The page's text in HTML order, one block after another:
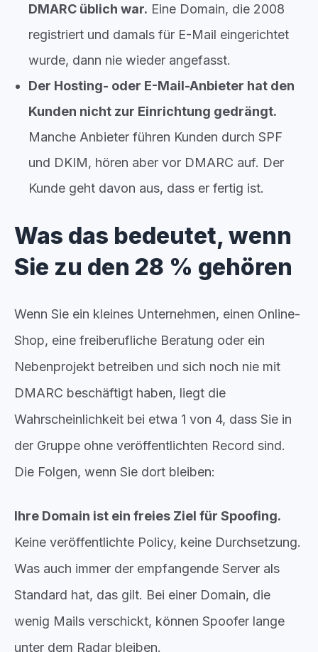
DMARC üblich war. Eine Domain, die 2008
registriert und damals für E-Mail eingerichtet
wurde, dann nie wieder angefasst.
Der Hosting- oder E-Mail-Anbieter hat den
Kunden nicht zur Einrichtung gedrängt.
Manche Anbieter führen Kunden durch SPF
und DKIM, hören aber vor DMARC auf. Der
Kunde geht davon aus, dass er fertig ist.
Was das bedeutet, wenn
Sie zu den 28 % gehören
Wenn Sie ein kleines Unternehmen, einen Online-
Shop, eine freiberufliche Beratung oder ein
Nebenprojekt betreiben und sich noch nie mit
DMARC beschäftigt haben, liegt die
Wahrscheinlichkeit bei etwa 1 von 4, dass Sie in
der Gruppe ohne veröffentlichten Record sind.
Die Folgen, wenn Sie dort bleiben:
Ihre Domain ist ein freies Ziel für Spoofing.
Keine veröffentlichte Policy, keine Durchsetzung.
Was auch immer der empfangende Server als
Standard hat, das gilt. Bei einer Domain, die
wenig Mails verschickt, können Spoofer lange
unter dem Radar bleiben.